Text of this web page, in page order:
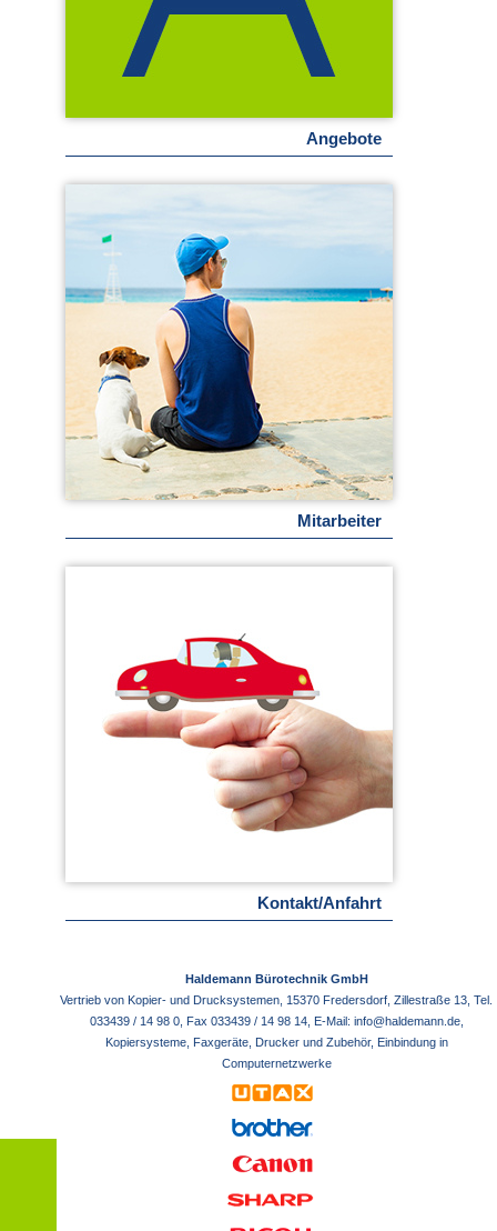
Angebote
Mitarbeiter
Kontakt/Anfahrt
Haldemann Bürotechnik GmbH
Vertrieb von Kopier- und Drucksystemen, 15370 Fredersdorf, Zillestraße 13, Tel.
033439 / 14 98 0, Fax 033439 / 14 98 14, E-Mail: info@haldemann.de,
Kopiersysteme, Faxgeräte, Drucker und Zubehör, Einbindung in
Computernetzwerke